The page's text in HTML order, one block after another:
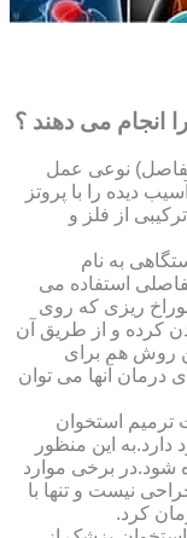
انجام می دهند ؟
نوعی عمل
دیده را با پروتز
از فلز و
به نام
استفاده می
ریزی که روی
کرده و از طریق آن
روش هم برای
آنها می توان
ترمیم استخوان
این منظور
شود.در برخی موارد
نیست و تنها با
کرد.